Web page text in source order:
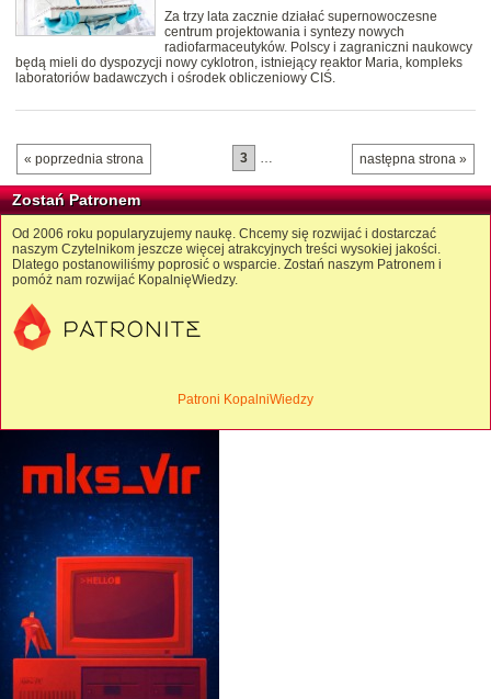
Za trzy lata zacznie działać supernowoczesne
centrum projektowania i syntezy nowych
radiofarmaceutyków. Polscy i zagraniczni naukowcy
będą mieli do dyspozycji nowy cyklotron, istniejący reaktor Maria, kompleks
laboratoriów badawczych i ośrodek obliczeniowy CIŚ.
« poprzednia strona następna strona »
3 …
Zostań Patronem
Od 2006 roku popularyzujemy naukę. Chcemy się rozwijać i dostarczać
naszym Czytelnikom jeszcze więcej atrakcyjnych treści wysokiej jakości.
Dlatego postanowiliśmy poprosić o wsparcie. Zostań naszym Patronem i
pomóż nam rozwijać KopalnięWiedzy.
Patroni KopalniWiedzy